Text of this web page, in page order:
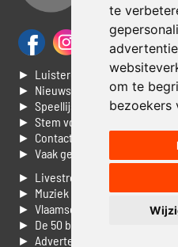
te
om te
bezoekers
► Luisteren naar Jouwradio
► Nieuws
► Speellijst
► Stem voor de Dag top 3
► Contacteer ons
► Vaak gestelde vragen
► Livestream informatie
► Muziek opzoeken
► Vlaamse 100 Aller tijden
► De 50 beste van...
► Adverteren op Jouwradio